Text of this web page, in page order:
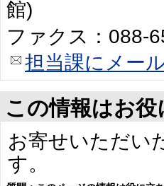
館)
ファクス：088-
担当課にメー
この情報はお
お寄せいただい
す。